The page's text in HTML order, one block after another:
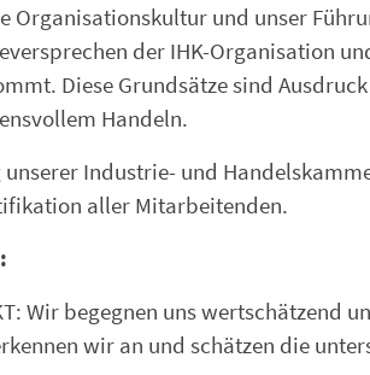
Organisationskultur und unser
der IHK-Organisation
Diese Grundsätze sind
Handeln.
Industrie- und
aller Mitarbeitenden.
Wir begegnen uns wertschätzend
wir an und schätzen die